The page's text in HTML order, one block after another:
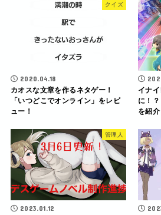
クイズ
2020.04.18
カオスな文章を作るネタゲー！
「いつどこでオンライン」をレビ
ュー！
イナ
に！
を紹介
管理人
2023.01.12